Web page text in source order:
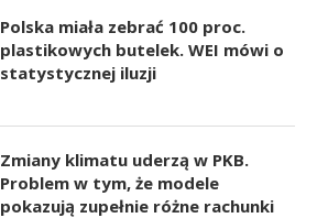
Polska miała zebrać 100 proc.
plastikowych butelek. WEI mówi o
statystycznej iluzji
Zmiany klimatu uderzą w PKB.
Problem w tym, że modele
pokazują zupełnie różne rachunki